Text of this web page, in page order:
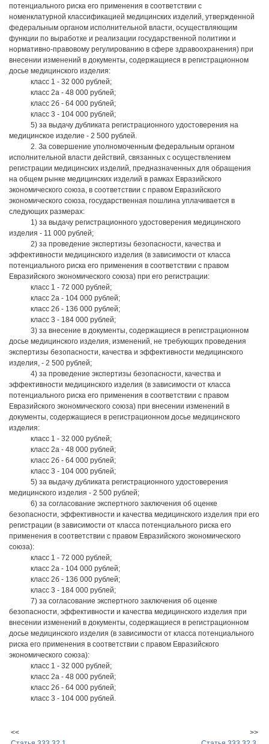
потенциального риска его применения в соответствии с
номенклатурной классификацией медицинских изделий, утвержденной
федеральным органом исполнительной власти, осуществляющим
функции по выработке и реализации государственной политики и
нормативно-правовому регулированию в сфере здравоохранения) при
внесении изменений в документы, содержащиеся в регистрационном
досье медицинского изделия:
класс 1 - 32 000 рублей;
класс 2а - 48 000 рублей;
класс 2б - 64 000 рублей;
класс 3 - 104 000 рублей;
5) за выдачу дубликата регистрационного удостоверения на
медицинское изделие - 2 500 рублей.
2. За совершение уполномоченным федеральным органом
исполнительной власти действий, связанных с осуществлением
регистрации медицинских изделий, предназначенных для обращения
на общем рынке медицинских изделий в рамках Евразийского
экономического союза, в соответствии с правом Евразийского
экономического союза, государственная пошлина уплачивается в
следующих размерах:
1) за выдачу регистрационного удостоверения медицинского
изделия - 11 000 рублей;
2) за проведение экспертизы безопасности, качества и
эффективности медицинского изделия (в зависимости от класса
потенциального риска его применения в соответствии с правом
Евразийского экономического союза) при его регистрации:
класс 1 - 72 000 рублей;
класс 2а - 104 000 рублей;
класс 2б - 136 000 рублей;
класс 3 - 184 000 рублей;
3) за внесение в документы, содержащиеся в регистрационном
досье медицинского изделия, изменений, не требующих проведения
экспертизы безопасности, качества и эффективности медицинского
изделия, - 2 500 рублей;
4) за проведение экспертизы безопасности, качества и
эффективности медицинского изделия (в зависимости от класса
потенциального риска его применения в соответствии с правом
Евразийского экономического союза) при внесении изменений в
документы, содержащиеся в регистрационном досье медицинского
изделия:
класс 1 - 32 000 рублей;
класс 2а - 48 000 рублей;
класс 2б - 64 000 рублей;
класс 3 - 104 000 рублей;
5) за выдачу дубликата регистрационного удостоверения
медицинского изделия - 2 500 рублей;
6) за согласование экспертного заключения об оценке
безопасности, эффективности и качества медицинского изделия при его
регистрации (в зависимости от класса потенциального риска его
применения в соответствии с правом Евразийского экономического
союза):
класс 1 - 72 000 рублей;
класс 2а - 104 000 рублей;
класс 2б - 136 000 рублей;
класс 3 - 184 000 рублей;
7) за согласование экспертного заключения об оценке
безопасности, эффективности и качества медицинского изделия при
внесении изменений в документы, содержащиеся в регистрационном
досье медицинского изделия (в зависимости от класса потенциального
риска его применения в соответствии с правом Евразийского
экономического союза):
класс 1 - 32 000 рублей;
класс 2а - 48 000 рублей;
класс 2б - 64 000 рублей;
класс 3 - 104 000 рублей.
<<
>>